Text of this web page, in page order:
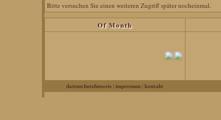
Bitte versuchen Sie einen weiteren Zugriff später nocheinmal.
Of Month
datenschutzhinweis | impressum | kontakt